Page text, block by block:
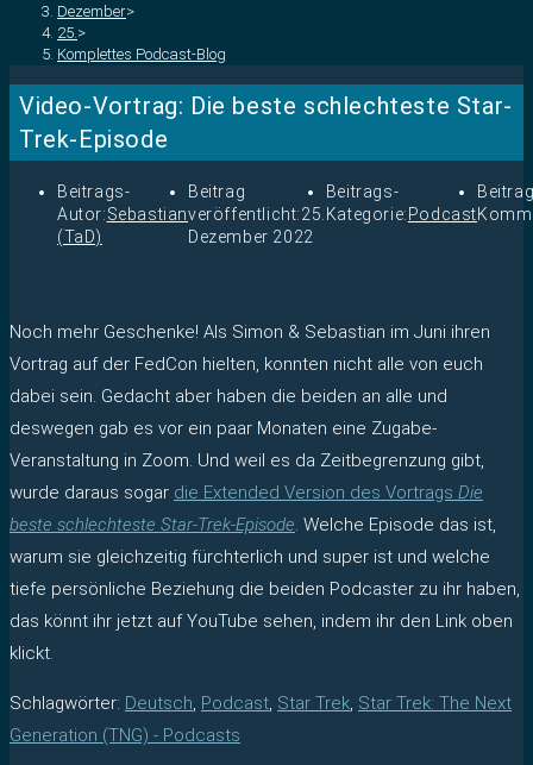
Dezember>
25. >
Komplettes Podcast-Blog
Video-Vortrag: Die beste schlechteste Star-
Trek-Episode
Beitrags-
Autor:Sebastian
(TaD)
Beitrag
veröffentlicht:25.
Dezember 2022
Beitrags-
Kategorie: Podcast
Noch mehr Geschenke! Als Simon & Sebastian im Juni ihren
Vortrag auf der FedCon hielten, konnten nicht alle von euch
dabei sein. Gedacht aber haben die beiden an alle und
deswegen gab es vor ein paar Monaten eine Zugabe-
Veranstaltung in Zoom. Und weil es da Zeitbegrenzung gibt,
wurde daraus sogar die Extended Version des Vortrags Die
beste schlechteste Star-Trek-Episode. Welche Episode das ist,
warum sie gleichzeitig fürchterlich und super ist und welche
tiefe persönliche Beziehung die beiden Podcaster zu ihr haben,
das könnt ihr jetzt auf YouTube sehen, indem ihr den Link oben
klickt.
Schlagwörter: Deutsch, Podcast, Star Trek, Star Trek: The Next
Generation (TNG) - Podcasts